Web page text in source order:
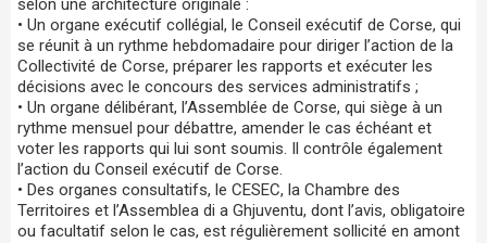
selon une architecture originale :
• Un organe exécutif collégial, le Conseil exécutif de Corse, qui
se réunit à un rythme hebdomadaire pour diriger l’action de la
Collectivité de Corse, préparer les rapports et exécuter les
décisions avec le concours des services administratifs ;
• Un organe délibérant, l’Assemblée de Corse, qui siège à un
rythme mensuel pour débattre, amender le cas échéant et
voter les rapports qui lui sont soumis. Il contrôle également
l’action du Conseil exécutif de Corse.
• Des organes consultatifs, le CESEC, la Chambre des
Territoires et l’Assemblea di a Ghjuventu, dont l’avis, obligatoire
ou facultatif selon le cas, est régulièrement sollicité en amont